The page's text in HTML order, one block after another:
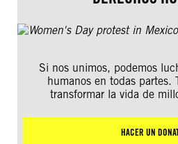
Si nos unimos, podemos
humanos en todas partes.
transformar la vida de
HACER UN